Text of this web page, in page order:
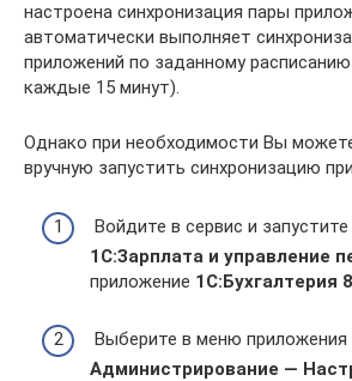
настроена синхронизация пары
автоматически выполняет
приложений по заданному
каждые 15 минут).
Однако при необходимости Вы
вручную запустить синхронизацию
Войдите в сервис и
1C:Зарплата и управление
приложение 1С:Бухгалтерия 8
Выберите в меню приложения
Администрирование —